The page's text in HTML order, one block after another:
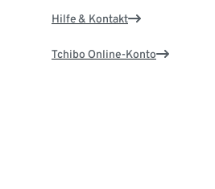
Hilfe & Kontakt
Tchibo Online-Konto